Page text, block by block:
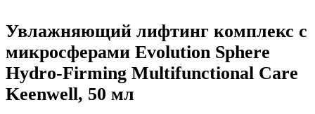
Увлажняющий лифтинг комплекс с
микросферами Evolution Sphere
Hydro-Firming Multifunctional Care
Keenwell, 50 мл